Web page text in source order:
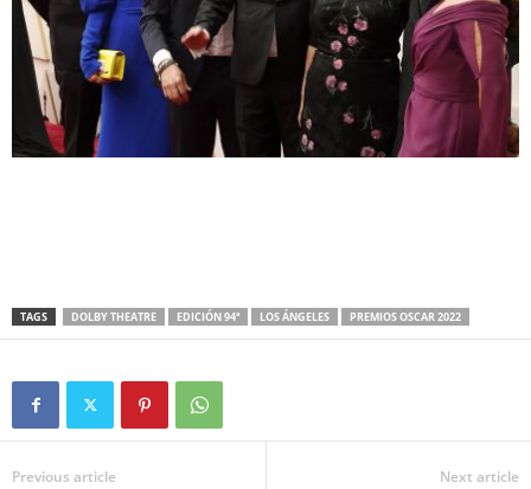
TAGS DOLBY THEATRE EDICIÓN 94ª LOS ÁNGELES PREMIOS OSCAR 2022
Previous article Next article